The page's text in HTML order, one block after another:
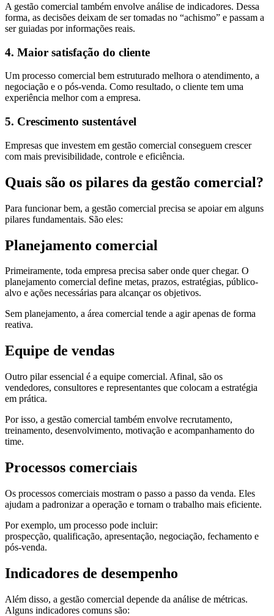
A gestão comercial também envolve análise de indicadores. Dessa
forma, as decisões deixam de ser tomadas no “achismo” e passam a
ser guiadas por informações reais.
4. Maior satisfação do cliente
Um processo comercial bem estruturado melhora o atendimento, a
negociação e o pós-venda. Como resultado, o cliente tem uma
experiência melhor com a empresa.
5. Crescimento sustentável
Empresas que investem em gestão comercial conseguem crescer
com mais previsibilidade, controle e eficiência.
Quais são os pilares da gestão comercial?
Para funcionar bem, a gestão comercial precisa se apoiar em alguns
pilares fundamentais. São eles:
Planejamento comercial
Primeiramente, toda empresa precisa saber onde quer chegar. O
planejamento comercial define metas, prazos, estratégias, público-
alvo e ações necessárias para alcançar os objetivos.
Sem planejamento, a área comercial tende a agir apenas de forma
reativa.
Equipe de vendas
Outro pilar essencial é a equipe comercial. Afinal, são os
vendedores, consultores e representantes que colocam a estratégia
em prática.
Por isso, a gestão comercial também envolve recrutamento,
treinamento, desenvolvimento, motivação e acompanhamento do
time.
Processos comerciais
Os processos comerciais mostram o passo a passo da venda. Eles
ajudam a padronizar a operação e tornam o trabalho mais eficiente.
Por exemplo, um processo pode incluir:
prospecção, qualificação, apresentação, negociação, fechamento e
pós-venda.
Indicadores de desempenho
Além disso, a gestão comercial depende da análise de métricas.
Alguns indicadores comuns são: